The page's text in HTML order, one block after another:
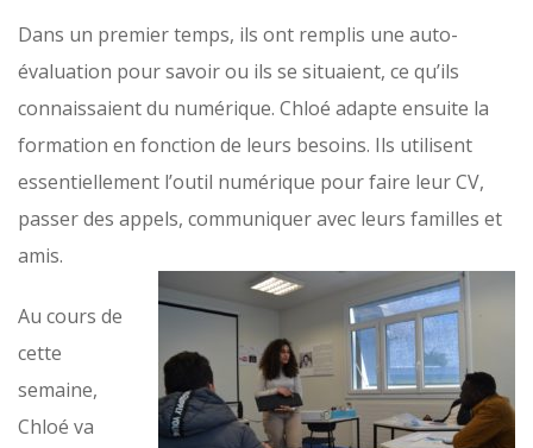
Dans un premier temps, ils ont remplis une auto-
évaluation pour savoir ou ils se situaient, ce qu’ils
connaissaient du numérique. Chloé adapte ensuite la
formation en fonction de leurs besoins. Ils utilisent
essentiellement l’outil numérique pour faire leur CV,
passer des appels, communiquer avec leurs familles et
amis.
Au cours de
cette
semaine,
Chloé va